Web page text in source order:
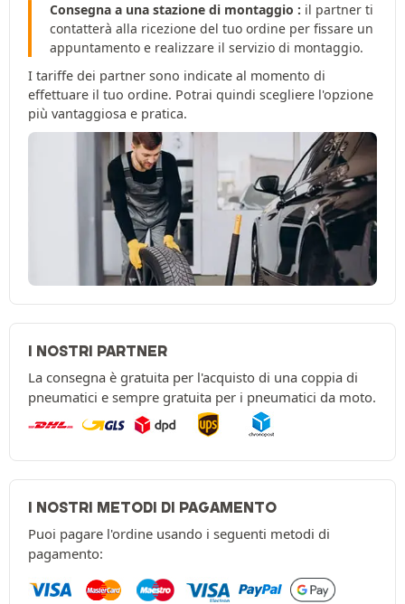
Consegna a una stazione di montaggio : il partner ti
contatterà alla ricezione del tuo ordine per fissare un
appuntamento e realizzare il servizio di montaggio.
I tariffe dei partner sono indicate al momento di
effettuare il tuo ordine. Potrai quindi scegliere l'opzione
più vantaggiosa e pratica.
I NOSTRI PARTNER
La consegna è gratuita per l'acquisto di una coppia di
pneumatici e sempre gratuita per i pneumatici da moto.
I NOSTRI METODI DI PAGAMENTO
Puoi pagare l'ordine usando i seguenti metodi di
pagamento: